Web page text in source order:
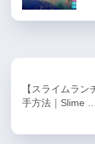
【スライムラ
手方法｜Slime …